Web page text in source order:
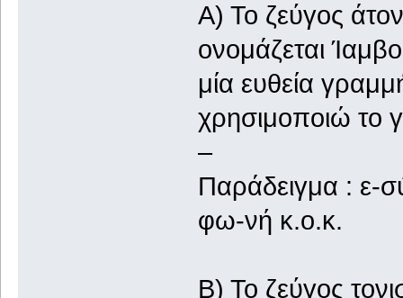
Α) Το ζεύγος
ονομάζεται
μία ευθεία
χρησιμοποιώ το
–
Παράδειγμα : ε-
φω-νή κ.ο.κ.
Β) Το ζεύγος